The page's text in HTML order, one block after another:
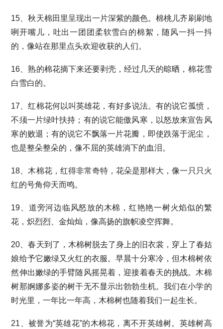
15、秋天棉田里呈现出一片深紫的颜色。棉桃儿齐刷刷地
咧开嘴儿，吐出一团团柔软雪白的棉絮，随风一抖一抖
的，像站在那里点头欢迎收获的人们。
16、熟的棉花摘下来还要剥壳，经过几天的晾晒，棉花雪
白雪白的。
17、红棉花何以叫英雄花，有好多说法。有的说它孤愤，
不须一片绿叶扶持；有的说它能傲风寒，以怒放来宣告风
寒的败退；有的说它不飘落一片花瓣，即使跌落于泥尘，
也是整朵整朵的，像不屈的英雄淌下的血泪。
18、木棉花，红得非常奇特，花朵是那样大，像一只只火
红的号角仰天而鸣。
19、道旁河边临风怒放的木棉，红艳艳一树火焰似的繁
花，炽烈烈、金灿灿，像高扬的旗帜凌空挥舞。
20、春天到了，木棉树脱去了身上的旧衣裳，穿上了春姑
娘给予它嫩绿又火红的衣服。早晨十分寒冷，但木棉树依
然伸出嫩绿的手臂随风摇晃着，迎接着春天的挑战。木棉
树那婀娜多姿的树干无不显示出勃勃生机。我们在小学的
时光里，一年比一年高，木棉树也随着我们一起生长。
21、被誉为“英雄花”的木棉花，离不开英雄树。英雄树高